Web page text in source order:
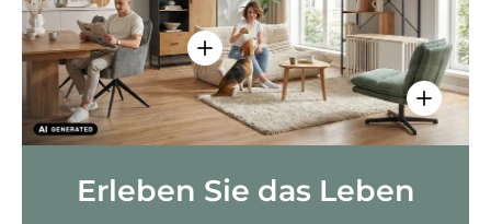
Einzelheiten anzeigen - Sitzolo 2
Erleben Sie das Leben